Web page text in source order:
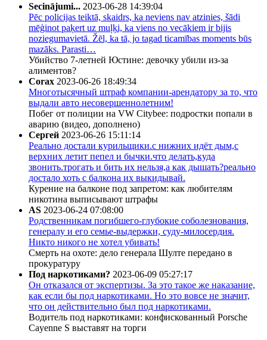
Secinājumi... 2023-06-28 14:39:04
Pēc policijas teiktā, skaidrs, ka neviens nav atzinies, šādi
mēģinot paķert uz muļķi, ka viens no vecākiem ir bijis
noziegumavietā. Žēl, ka tā, jo tagad ticamības moments būs
mazāks. Parasti…
Убийство 7-летней Юстине: девочку убили из-за
алиментов?
Corax 2023-06-26 18:49:34
Многотысячный штраф компании-арендатору за то, что
выдали авто несовершеннолетним!
Побег от полиции на VW Citybee: подростки попали в
аварию (видео, дополнено)
Сергей 2023-06-26 15:11:14
Реально достали курильщики.с нижних идёт дым,с
верхних летит пепел и бычки.что делать,куда
звонить.трогать и бить их нельзя,а как дышать?реально
достало хоть с балкона их выкидывай.
Курение на балконе под запретом: как любителям
никотина выписывают штрафы
AS 2023-06-24 07:08:00
Родственникам погибшего-глубокие соболезнования,
генералу и его семье-выдержки, суду-милосердия.
Никто никого не хотел убивать!
Смерть на охоте: дело генерала Шулте передано в
прокуратуру
Под наркотиками? 2023-06-09 05:27:17
Он отказался от экспертизы. За это такое же наказание,
как если бы под наркотиками. Но это вовсе не значит,
что он действительно был под наркотиками.
Водитель под наркотиками: конфискованный Porsche
Cayenne S выставят на торги